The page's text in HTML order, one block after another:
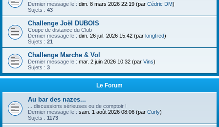
Dernier message le : dim. 8 mars 2026 22:19 (par Cédric DM)
Sujets : 43
Challenge Joël DUBOIS
Coupe de distance du Club
Dernier message le : dim. 26 juil. 2026 15:42 (par longfred)
Sujets : 21
Challenge Marche & Vol
Dernier message le : mar. 2 juin 2026 10:32 (par Vins)
Sujets : 3
Le Forum
Au bar des nazes...
... discussions sérieuses ou de comptoir !
Dernier message le : sam. 1 août 2026 08:06 (par Curly)
Sujets : 1173